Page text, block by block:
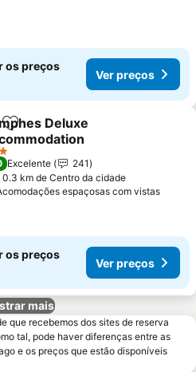
os preços
Ver preços
Adicionar aos favoritos
Deluxe
Excelente
241
0.3 km de Centro da cidade
espaçosas com vistas
os preços
Ver preços
mais
que recebemos dos sites de reserva
tal, pode haver diferenças entre as
e os preços que estão disponíveis